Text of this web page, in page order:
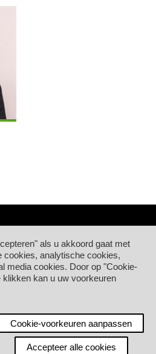
als u akkoord gaat met
cookies, analytische cookies,
media cookies. Door op "Cookie-
kan u uw voorkeuren
Cookie-voorkeuren aanpassen
Accepteer alle cookies